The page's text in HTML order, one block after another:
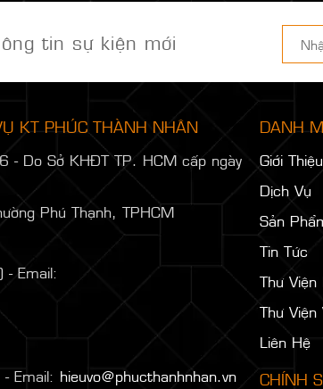
tin sự kiện mới
KT PHÚC THÀNH NHÂN
Do Sở KHĐT TP. HCM cấp ngày
Phú Thạnh, TPHCM
Email:
Email:
Email: hieuvo@phucthanhnhan.vn
DANH
Giới Thiệu
Dịch Vụ
Sản
Tin Tức
Thư Viện
Thư Viện
Liên Hệ
CHÍNH